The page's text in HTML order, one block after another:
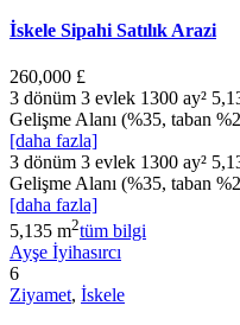
İskele Sipahi Satılık Arazi
260,000 £
3 dönüm 3 evlek 1300 ay²
Gelişme Alanı (%35, taban
[daha fazla]
3 dönüm 3 evlek 1300 ay²
Gelişme Alanı (%35, taban
[daha fazla]
5,135 m2tüm bilgi
Ayşe İyihasırcı
6
Ziyamet, İskele